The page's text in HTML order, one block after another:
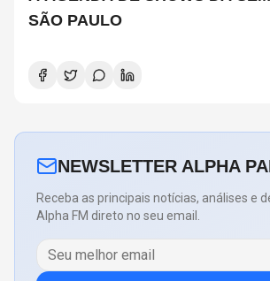
SÃO PAULO
NEWSLETTER ALPHA
Receba as principais notícias, análises e
Alpha FM direto no seu email.